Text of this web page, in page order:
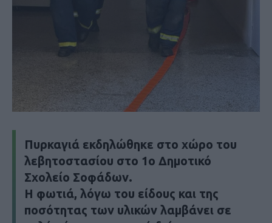
Πυρκαγιά εκδηλώθηκε στο χώρο του
λεβητοστασίου στο 1ο Δημοτικό
Σχολείο Σοφάδων.
Η φωτιά, λόγω του είδους και της
ποσότητας των υλικών λαμβάνει σε